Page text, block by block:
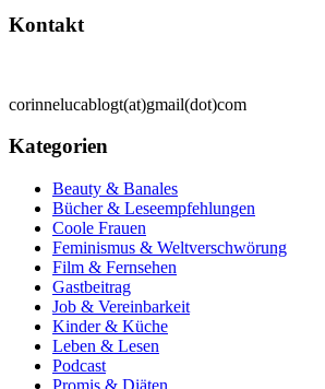
Kontakt
corinnelucablogt(at)gmail(dot)com
Kategorien
Beauty & Banales
Bücher & Leseempfehlungen
Coole Frauen
Feminismus & Weltverschwörung
Film & Fernsehen
Gastbeitrag
Job & Vereinbarkeit
Kinder & Küche
Leben & Lesen
Podcast
Promis & Diäten